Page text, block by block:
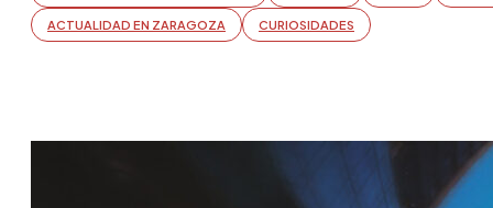
ACTUALIDAD EN ZARAGOZA CURIOSIDADES